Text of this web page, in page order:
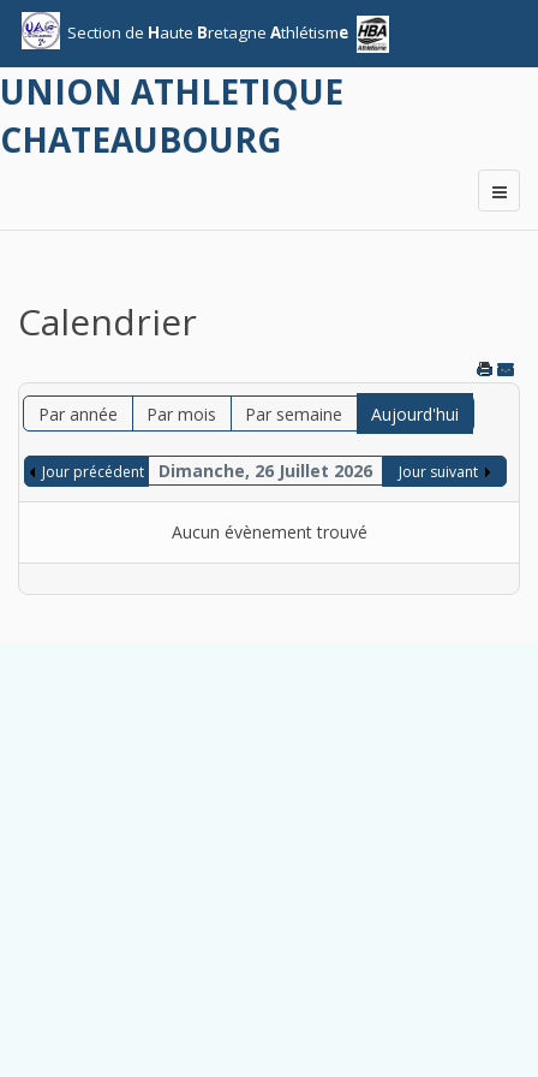
Section de Haute Bretagne Athlétisme
UNION ATHLETIQUE
CHATEAUBOURG
Calendrier
Par année Par mois Par semaine Aujourd'hui
Jour précédent Dimanche, 26 Juillet 2026 Jour suivant
Aucun évènement trouvé